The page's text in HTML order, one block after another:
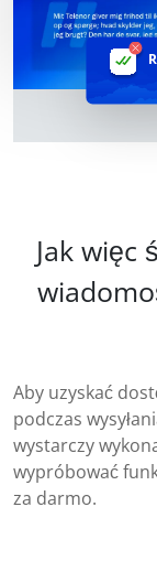
Jak więc
Aby uzyskać
podczas
wystarczy
wypróbować
za darmo.